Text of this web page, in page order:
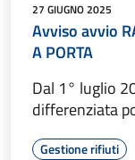
27 GIUGNO 2025
Avviso avvio
A PORTA
Dal 1° luglio
differenziata
Gestione rifiuti